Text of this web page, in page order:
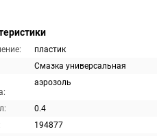
пластик
Смазка универсальная
аэрозоль
0.4
194877